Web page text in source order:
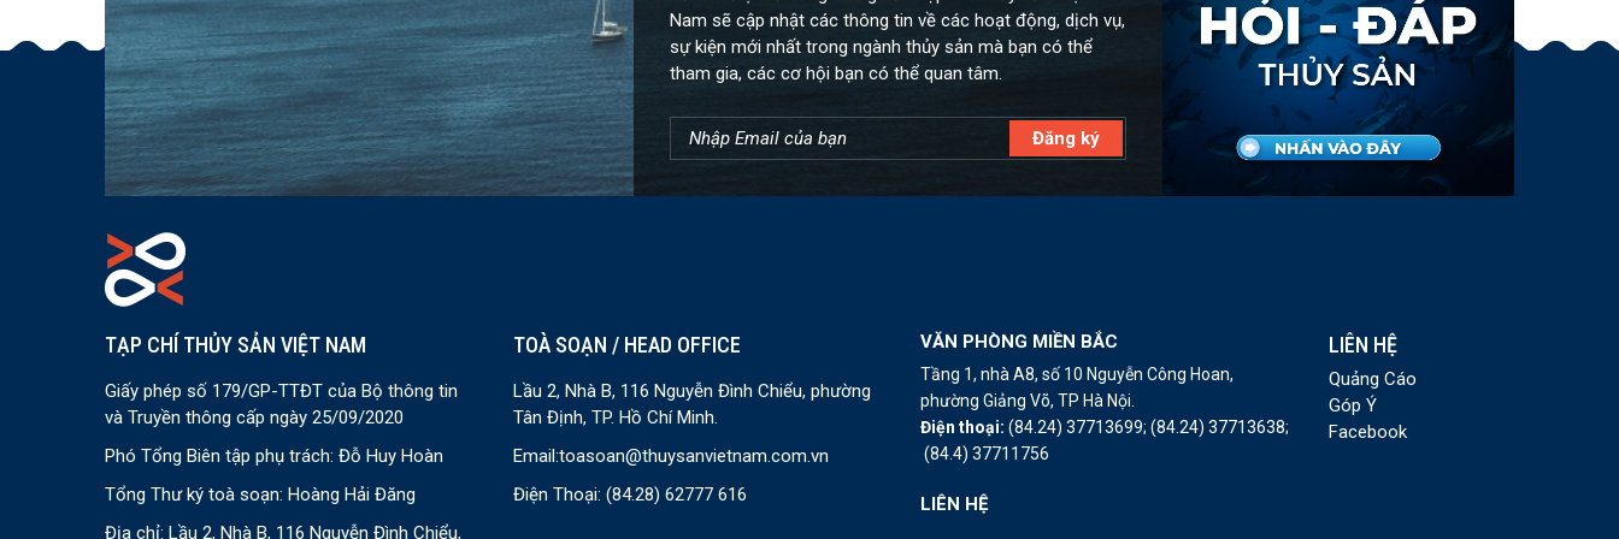
Nam sẽ cập nhật các thông tin về các hoạt động, dịch vụ,
sự kiện mới nhất trong ngành thủy sản mà bạn có thể
tham gia, các cơ hội bạn có thể quan tâm.
TẠP CHÍ THỦY SẢN VIỆT NAM
Giấy phép số 179/GP-TTĐT của Bộ thông tin
và Truyền thông cấp ngày 25/09/2020
Phó Tổng Biên tập phụ trách: Đỗ Huy Hoàn
Tổng Thư ký toà soạn: Hoàng Hải Đăng
Địa chỉ: Lầu 2, Nhà B, 116 Nguyễn Đình Chiểu,
TOÀ SOẠN / HEAD OFFICE
Lầu 2, Nhà B, 116 Nguyễn Đình Chiểu, phường
Tân Định, TP. Hồ Chí Minh.
Email:toasoan@thuysanvietnam.com.vn
Điện Thoại: (84.28) 62777 616
VĂN PHÒNG MIỀN BẮC
Tầng 1, nhà A8, số 10 Nguyễn Công Hoan,
phường Giảng Võ, TP Hà Nội.
Điện thoại:(84.24) 37713699;(84.24) 37713638;
(84.4) 37711756
LIÊN HỆ
LIÊN HỆ
Quảng Cáo
Góp Ý
Facebook